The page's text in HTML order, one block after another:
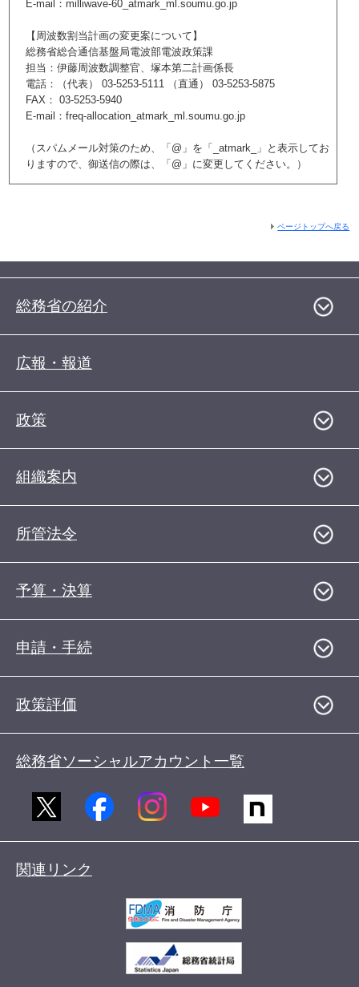
E-mail：milliwave-60_atmark_ml.soumu.go.jp
【周波数割当計画の変更案について】
総務省総合通信基盤局電波部電波政策課
担当：伊藤周波数調整官、塚本第二計画係長
電話：（代表） 03-5253-5111 （直通） 03-5253-5875
FAX： 03-5253-5940
E-mail：freq-allocation_atmark_ml.soumu.go.jp
（スパムメール対策のため、「@」を「_atmark_」と表示してお
りますので、御送信の際は、「@」に変更してください。）
ページトップへ戻る
総務省の紹介
広報・報道
政策
組織案内
所管法令
予算・決算
申請・手続
政策評価
総務省ソーシャルアカウント一覧
関連リンク